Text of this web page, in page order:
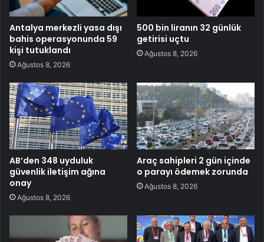
Antalya merkezli yasa dışı
bahis operasyonunda 59
kişi tutuklandı
Ağustos 8, 2026
500 bin liranın 32 günlük
getirisi uçtu
Ağustos 8, 2026
AB’den 348 uyduluk
güvenlik iletişim ağına
onay
Ağustos 8, 2026
Araç sahipleri 2 gün içinde
o parayı ödemek zorunda
Ağustos 8, 2026